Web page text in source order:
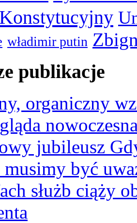
władimir putin
publikacje
organiczny
jubileusz
być
służb ciąży